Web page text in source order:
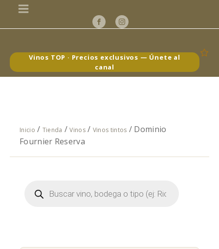
Vinos TOP · Precios exclusivos — Únete al
canal
Inicio / Tienda /Vinos/ Vinos tintos / Dominio
Fournier Reserva
Búsqueda